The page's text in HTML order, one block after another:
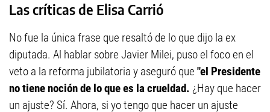
Las críticas de Elisa Carrió
No fue la única frase que resaltó de lo que dijo la ex
diputada. Al hablar sobre Javier Milei, puso el foco en el
veto a la reforma jubilatoria y aseguró que "el Presidente
no tiene noción de lo que es la crueldad. ¿Hay que hacer
un ajuste? Sí. Ahora, si yo tengo que hacer un ajuste